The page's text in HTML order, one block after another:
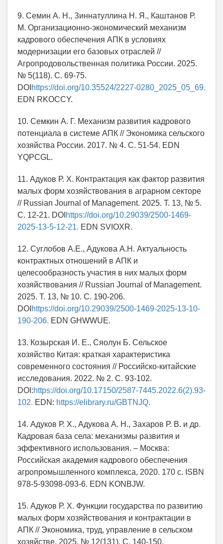
9. Семин А. Н., Зиннатуллина Н. Я., Каштанов Р.
М. Организационно-экономический механизм
кадрового обеспечения АПК в условиях
модернизации его базовых отраслей //
Агропродовольственная политика России. 2025.
№ 5(118). С. 69-75.
DOI https://doi.org/10.35524/2227-0280_2025_05_69.
EDN RKOCCY.
10. Семкин А. Г. Механизм развития кадрового
потенциала в системе АПК // Экономика сельского
хозяйства России. 2017. № 4. С. 51-54. EDN
YQPCGL.
11. Адуков Р. Х. Контрактация как фактор развития
малых форм хозяйствования в аграрном секторе
// Russian Journal of Management. 2025. Т. 13, № 5.
С. 12-21. DOI https://doi.org/10.29039/2500-1469-
2025-13-5-12-21. EDN SVIOXR.
12. Суглобов А.Е., Адукова А.Н. Актуальность
контрактных отношений в АПК и
целесообразность участия в них малых форм
хозяйствования // Russian Journal of Management.
2025. Т. 13, № 10. С. 190-206.
DOI https://doi.org/10.29039/2500-1469-2025-13-10-
190-206. EDN GHWWUE.
13. Козырская И. Е., Сяолун Б. Сельское
хозяйство Китая: краткая характеристика
современного состояния // Российско-китайские
исследования. 2022. № 2. С. 93-102.
DOI:https://doi.org/10.17150/2587-7445.2022.6(2).93-
102. EDN: https://elibrary.ru/GBTNJQ.
14. Адуков Р. Х., Адукова А. Н., Захаров Р. В. и др.
Кадровая база села: механизмы развития и
эффективного использования. – Москва:
Российская академия кадрового обеспечения
агропромышленного комплекса, 2020. 170 с. ISBN
978-5-93098-093-6. EDN KONBJW.
15. Адуков Р. Х. Функции государства по развитию
малых форм хозяйствования и контрактации в
АПК // Экономика, труд, управление в сельском
хозяйстве. 2025. № 12(131). С. 140-150.